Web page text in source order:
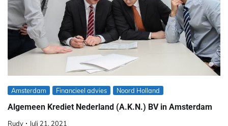
Amsterdam Financieel advies Noord Holland
Algemeen Krediet Nederland (A.K.N.) BV in Amsterdam
Rudy Juli 21, 2021